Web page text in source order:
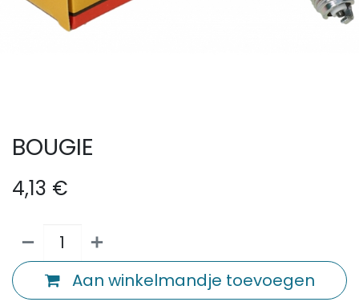
BOUGIE
4,13 €
Aan winkelmandje toevoegen